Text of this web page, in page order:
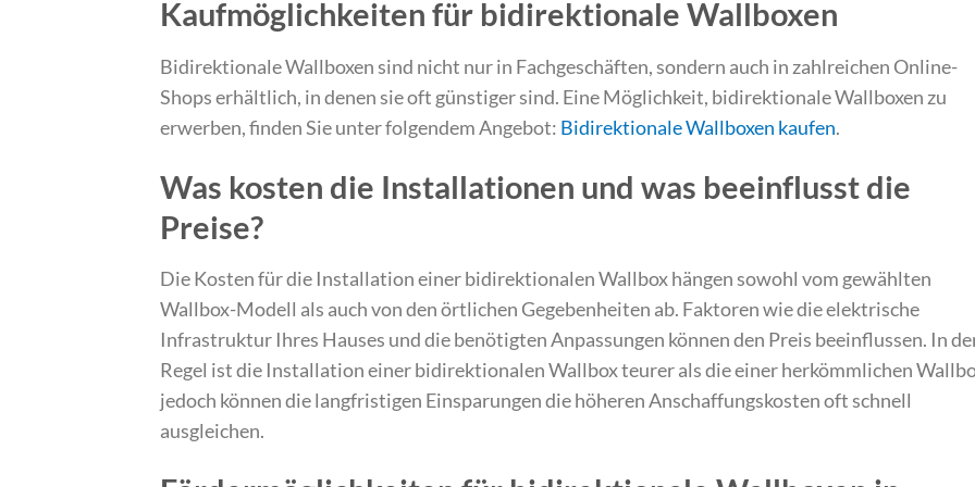
Kaufmöglichkeiten für bidirektionale Wallboxen
Bidirektionale Wallboxen sind nicht nur in Fachgeschäften, sondern auch in zahlreichen Online-
Shops erhältlich, in denen sie oft günstiger sind. Eine Möglichkeit, bidirektionale Wallboxen zu
erwerben, finden Sie unter folgendem Angebot: Bidirektionale Wallboxen kaufen.
Was kosten die Installationen und was beeinflusst die
Preise?
Die Kosten für die Installation einer bidirektionalen Wallbox hängen sowohl vom gewählten
Wallbox-Modell als auch von den örtlichen Gegebenheiten ab. Faktoren wie die elektrische
Infrastruktur Ihres Hauses und die benötigten Anpassungen können den Preis beeinflussen. In
Regel ist die Installation einer bidirektionalen Wallbox teurer als die einer herkömmlichen
jedoch können die langfristigen Einsparungen die höheren Anschaffungskosten oft schnell
ausgleichen.